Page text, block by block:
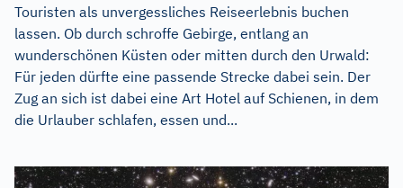
Touristen als unvergessliches Reiseerlebnis buchen
lassen. Ob durch schroffe Gebirge, entlang an
wunderschönen Küsten oder mitten durch den Urwald:
Für jeden dürfte eine passende Strecke dabei sein. Der
Zug an sich ist dabei eine Art Hotel auf Schienen, in dem
die Urlauber schlafen, essen und...